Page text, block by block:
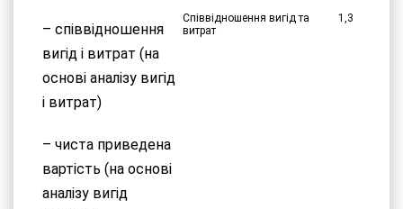
– співвідношення
вигід і витрат (на
основі аналізу вигід
і витрат)
– чиста приведена
вартість (на основі
аналізу вигід
Співвідношення вигід та
витрат
1,3